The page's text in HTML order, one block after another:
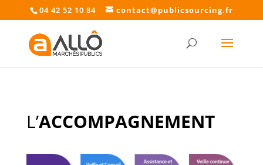
04 42 52 10 84 contact@publicsourcing.fr
L’ACCOMPAGNEMENT